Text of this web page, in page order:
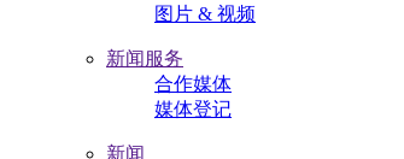
图片 & 视频
新闻服务
合作媒体
媒体登记
新闻